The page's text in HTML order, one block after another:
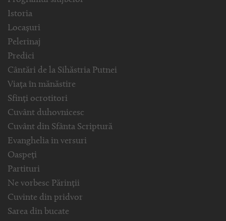
Istoria
Locașuri
Pelerinaj
Predici
Cântări de la Sihăstria Putnei
Viața în mănăstire
Sfinți ocrotitori
Cuvânt duhovnicesc
Cuvânt din Sfânta Scriptură
Evanghelia in versuri
Oaspeți
Partituri
Ne vorbesc Părinții
Cuvinte din pridvor
Sarea din bucate